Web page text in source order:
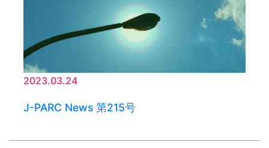
2023.03.24
J-PARC News 第215号